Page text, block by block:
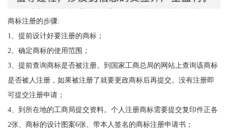
商标注册的步骤:
1、提前设计好要注册的商标；
2、确定商标的使用范围；
3、提前查询商标是否被注册。到国家工商总局的网站上查询该商标
是否被人注册，如果被注册了就要更政商标后再提交。没有注册即
可提交注册申请；
4、到所在地的工商局提交资料。个人注册商标需要提交复印件正各
2张、商标的设计图案6张、带本人签名的商标注册申请书；